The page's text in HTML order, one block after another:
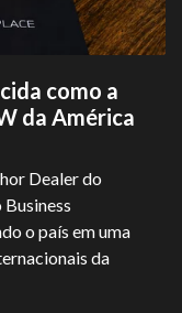
como a
da América
Dealer do
o país em uma
da